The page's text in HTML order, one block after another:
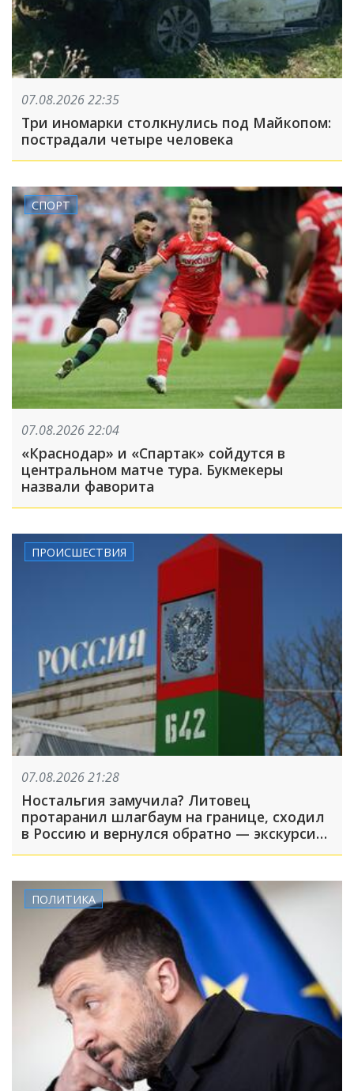
07.08.2026 22:35
Три иномарки столкнулись под Майкопом:
пострадали четыре человека
СПОРТ
07.08.2026 22:04
«Краснодар» и «Спартак» сойдутся в
центральном матче тура. Букмекеры
назвали фаворита
ПРОИСШЕСТВИЯ
07.08.2026 21:28
Ностальгия замучила? Литовец
протаранил шлагбаум на границе, сходил
в Россию и вернулся обратно — экскурсия
ПОЛИТИКА